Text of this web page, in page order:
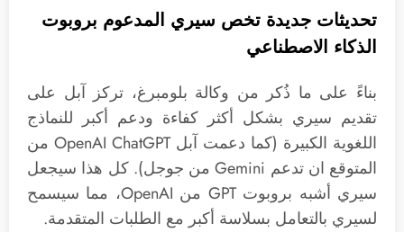
تحديثات جديدة تخص سيري المدعوم بروبوت
الذكاء الاصطناعي
بناءً على ما ذُكر من وكالة بلومبرغ، تركز آبل على
تقديم سيري بشكل أكثر كفاءة ودعم أكبر للنماذج
اللغوية الكبيرة (كما دعمت آبل OpenAI ChatGPT من
المتوقع ان تدعم Gemini من جوجل). كل هذا سيجعل
سيري أشبه بروبوت GPT من OpenAI، مما سيسمح
لسيري بالتعامل بسلاسة أكبر مع الطلبات المتقدمة.